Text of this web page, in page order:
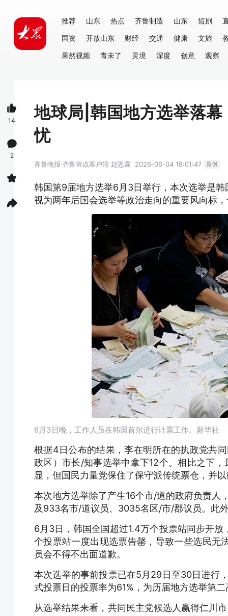
推荐 山东 热点 齐鲁制造 山东 短剧
国资
开放山东 财经 交通 健康 文旅
果然视频
青未了 灵境 深度 创意 观察
地球局|韩国地方选举落
忧
齐鲁晚报·齐鲁壹点客户端 赵恩霆 2026-06-04 18:01:47 原创
韩国第9届地方选举6月3日举行，本次选举是
视为两年后国会选举等政治走向的重要风向标
6月3日晚，工作人员在韩国首尔进行计票工作。新华社
根据4日公布的结果，李在明所在的执政党共
政区）市长/知事选举中拿下12个。相比之下
显，但国民力量党保住了保守派传统票仓，并
本次地方选举除了产生16个市/道的政府负责
及933名市/道议员、3035名区/市/郡议员。此
6月3日，韩国全国超过1.4万个投票站同步开
个投票站一度出现选票告罄，导致一些选民无
员会不得不出面道歉。
本次选举的事前投票已在5月29日至30日进行
式投票日的投票率为61%，为历届地方选举第
从选举结果来看，共同民主党候选人赢得仁川
14
2